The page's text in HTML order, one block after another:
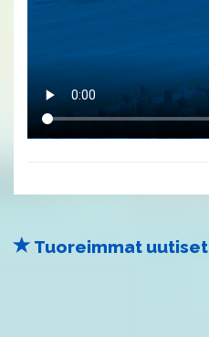
Tuoreimmat uutiset